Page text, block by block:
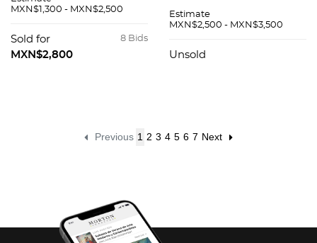
Champagne, Francia
MXN$1,300 - MXN$2,500
8 Bids
Sold for
MXN$2,800
Reserva c) Lepanto
otros. Piezas:9
Estimate
MXN$2,500 - MXN$3,500
Unsold
Previous 1 2 3 4 5 6 7 Next